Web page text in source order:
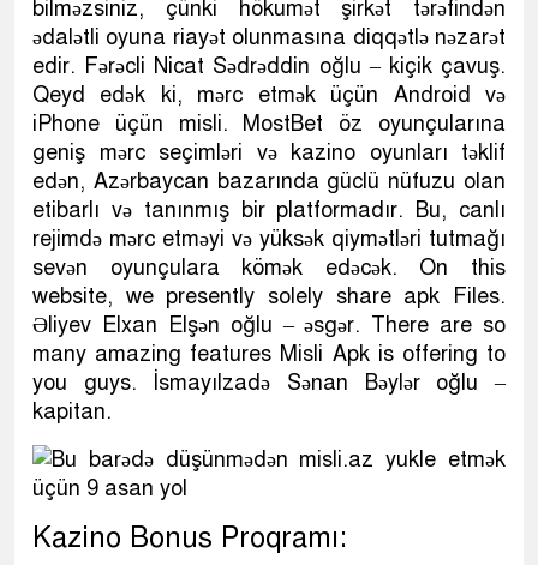
bilməzsiniz, çünki hökumət şirkət tərəfindən
ədalətli oyuna riayət olunmasına diqqətlə nəzarət
edir. Fərəcli Nicat Sədrəddin oğlu – kiçik çavuş.
Qeyd edək ki, mərc etmək üçün Android və
iPhone üçün misli. MostBet öz oyunçularına
geniş mərc seçimləri və kazino oyunları təklif
edən, Azərbaycan bazarında güclü nüfuzu olan
etibarlı və tanınmış bir platformadır. Bu, canlı
rejimdə mərc etməyi və yüksək qiymətləri tutmağı
sevən oyunçulara kömək edəcək. On this
website, we presently solely share apk Files.
Əliyev Elxan Elşən oğlu – əsgər. There are so
many amazing features Misli Apk is offering to
you guys. İsmayılzadə Sənan Bəylər oğlu –
kapitan.
Kazino Bonus Proqramı: